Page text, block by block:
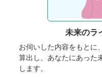
未来のラ
お伺いした内容をもとに
算出し、あなたにあった
します。